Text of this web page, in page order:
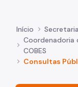
Início
Coordenadoria
COBES
Consultas